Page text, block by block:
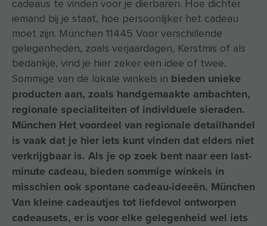
cadeaus te vinden voor je dierbaren. Hoe dichter
iemand bij je staat, hoe persoonlijker het cadeau
moet zijn. München 11445 Voor verschillende
gelegenheden, zoals verjaardagen, Kerstmis of als
bedankje, vind je hier zeker een idee of twee.
Sommige van de lokale winkels in bieden unieke
producten aan, zoals handgemaakte ambachten,
regionale specialiteiten of individuele sieraden.
München Het voordeel van regionale detailhandel
is vaak dat je hier iets kunt vinden dat elders niet
verkrijgbaar is. Als je op zoek bent naar een last-
minute cadeau, bieden sommige winkels in
misschien ook spontane cadeau-ideeën. München
Van kleine cadeautjes tot liefdevol ontworpen
cadeausets, er is voor elke gelegenheid wel iets